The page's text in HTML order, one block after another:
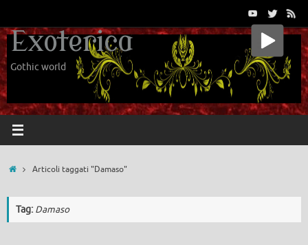
contenuto
Exoterica
Gothic world
HomeArticoli taggati "Damaso"
Tag: Damaso